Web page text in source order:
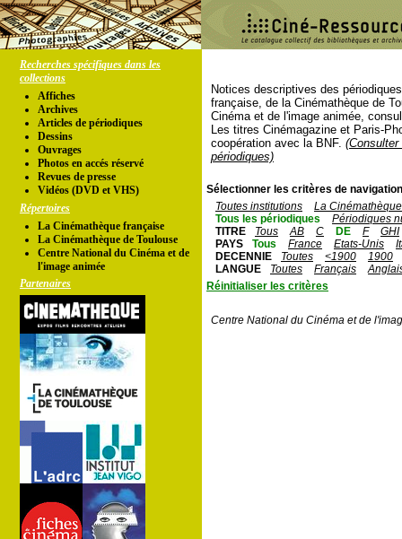
Recherches spécifiques dans les
collections
Affiches
Archives
Articles de périodiques
Dessins
Ouvrages
Photos en accés réservé
Revues de presse
Vidéos (DVD et VHS)
Répertoires
La Cinémathèque française
La Cinémathèque de Toulouse
Centre National du Cinéma et de
l'image animée
Partenaires
Notices descriptives des
française, de la Cinémathèque de
Cinéma et de l'image animée,
Les titres Cinémagazine et Paris-
coopération avec la BNF.
périodiques)
Sélectionner les critères de
Toutes institutions
La
Tous les périodiques
Périodiques
TITRE
Tous AB C DE F
GHI
PAYS
Tous France Etats-Unis
DECENNIE
Toutes <1900
1900
LANGUE
Toutes Français
Réinitialiser les critères
Centre National du Cinéma et de